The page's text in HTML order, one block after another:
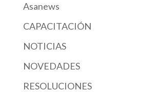
Asanews
CAPACITACIÓN
NOTICIAS
NOVEDADES
RESOLUCIONES